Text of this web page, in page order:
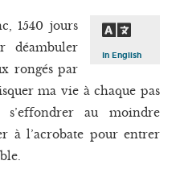
In English
1540 jours
déambuler
rongés par
ma vie à chaque pas
au moindre
à l’acrobate pour entrer